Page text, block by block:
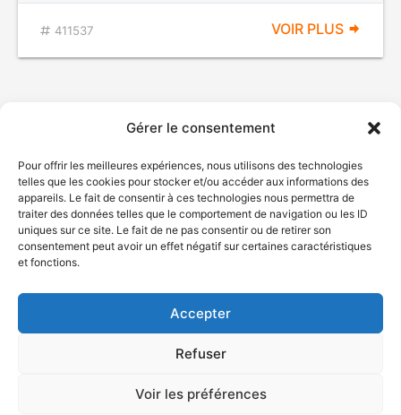
Gérer le consentement
Pour offrir les meilleures expériences, nous utilisons des technologies
telles que les cookies pour stocker et/ou accéder aux informations des
appareils. Le fait de consentir à ces technologies nous permettra de
traiter des données telles que le comportement de navigation ou les ID
uniques sur ce site. Le fait de ne pas consentir ou de retirer son
consentement peut avoir un effet négatif sur certaines caractéristiques
et fonctions.
Accepter
Refuser
Voir les préférences
411537 VOIR PLUS
© Gouvernement du Québec, 2026
Plan du site
Accessibilité
Accès à l'information
Déclaration de services